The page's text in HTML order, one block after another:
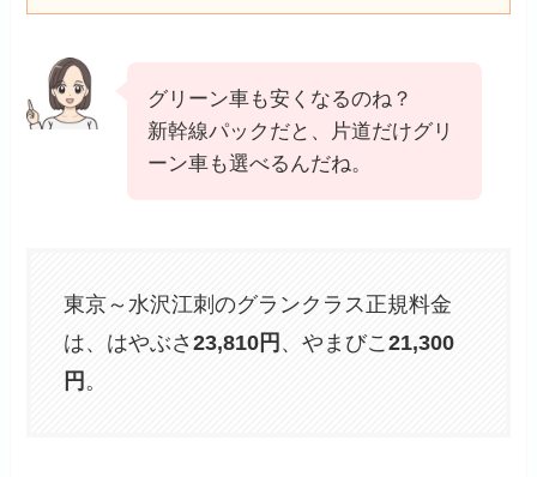
グリーン車も安くなるのね？
新幹線パックだと、片道だけグリ
ーン車も選べるんだね。
東京～水沢江刺のグランクラス正規料金
は、はやぶさ23,810 円 、やまびこ21,300
円 。